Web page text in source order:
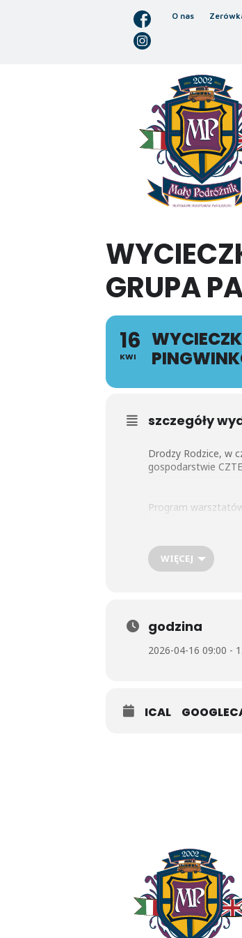
O nas
GRUPA
16
KWI
szczegóły
Drodzy Rodzice, w
gospodarstwie
Program
• poznanie etapów
oraz jak wygląda ich
WIĘCEJ
godzina
2026-04-16 09:00 -
ICAL